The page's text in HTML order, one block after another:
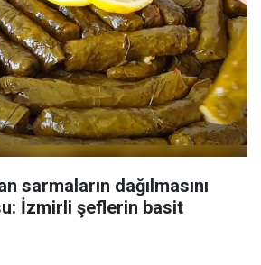
sarmaların dağılmasını
İzmirli şeflerin basit